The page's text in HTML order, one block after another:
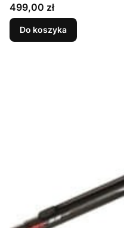
Cena
499,00 zł
Do koszyka